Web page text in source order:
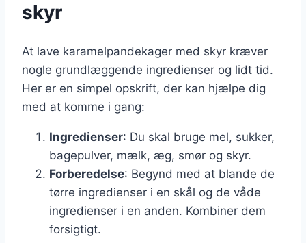
skyr
At lave karamelpandekager med skyr kræver
nogle grundlæggende ingredienser og lidt tid.
Her er en simpel opskrift, der kan hjælpe dig
med at komme i gang:
Ingredienser: Du skal bruge mel, sukker,
bagepulver, mælk, æg, smør og skyr.
Forberedelse: Begynd med at blande de
tørre ingredienser i en skål og de våde
ingredienser i en anden. Kombiner dem
forsigtigt.